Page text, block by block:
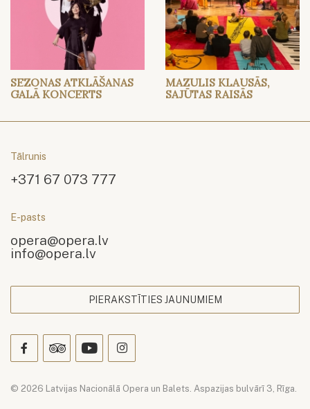
SEZONAS ATKLĀŠANAS
GALĀ KONCERTS
MAZULIS KLAUSĀS,
SAJŪTAS RAISĀS
Tālrunis
+371 67 073 777
E-pasts
opera@opera.lv
info@opera.lv
PIERAKSTĪTIES JAUNUMIEM
© 2026 Latvijas Nacionālā Opera un Balets. Aspazijas bulvārī 3, Rīga.